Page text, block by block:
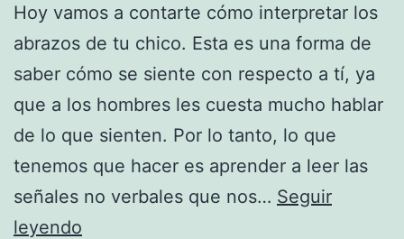
Hoy vamos a contarte cómo interpretar los
abrazos de tu chico. Esta es una forma de
saber cómo se siente con respecto a tí, ya
que a los hombres les cuesta mucho hablar
de lo que sienten. Por lo tanto, lo que
tenemos que hacer es aprender a leer las
señales no verbales que nos… Seguir
leyendo